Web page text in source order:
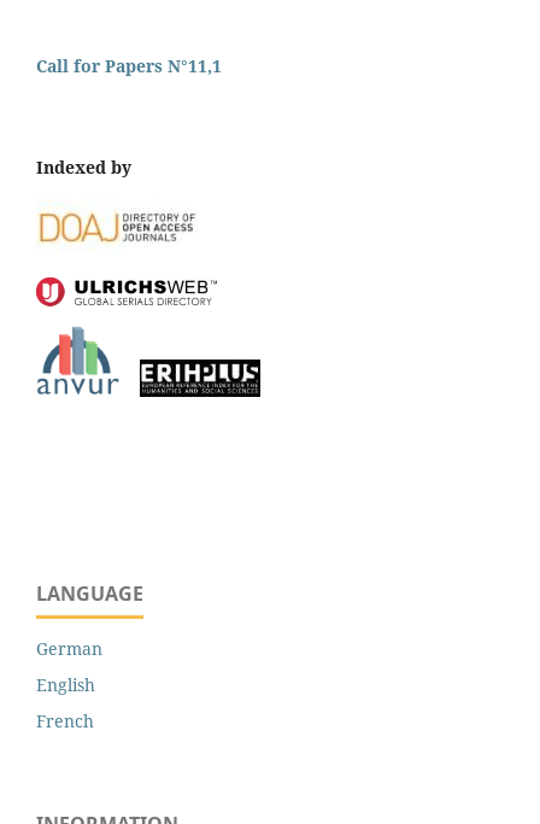
Call for Papers N°11,1
Indexed by
LANGUAGE
German
English
French